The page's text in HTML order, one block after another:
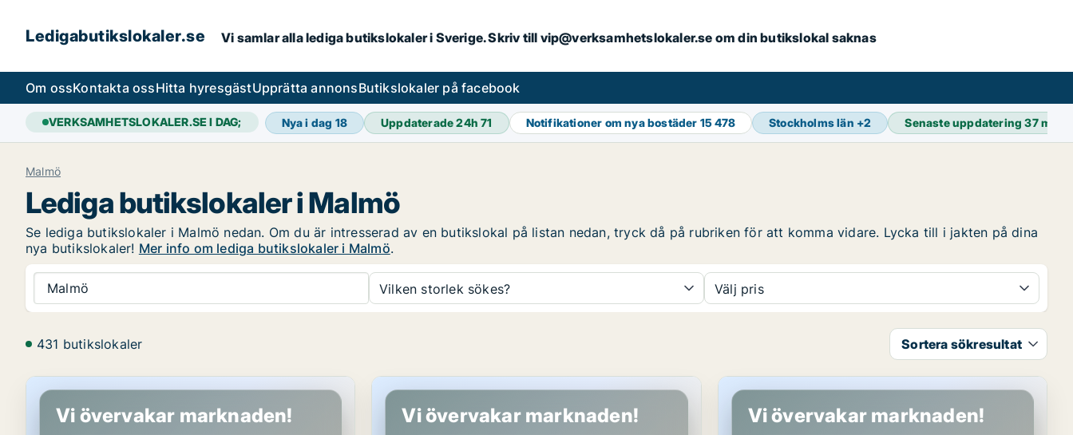
Ledigabutikslokaler.se Vi samlar alla lediga butikslokaler i Sverige. Skriv till vip@verksamhetslokaler.se om din butikslokal saknas
Om ossKontakta ossHitta hyresgästUpprätta annonsButikslokaler på facebook
VERKSAMHETSLOKALER.SE I DAG; Nya i dag 18 Uppdaterade 24h71 Notifikationer om nya bostäder 15 478 Stockholms län +2 Senaste uppdatering38 min
Malmö
Lediga butikslokaler i Malmö
Se lediga butikslokaler i Malmö nedan. Om du är intresserad av en butikslokal på listan nedan, tryck då på rubriken för att komma vidare. Lycka till i jakten på dina
nya butikslokaler! Mer info om lediga butikslokaler i Malmö.
Malmö Vilken storlek sökes? Välj pris
431 butikslokaler Sortera sökresultat
Butikslokal i Malmö
Vi övervakar marknaden!
Butikslokal i Malmö
Vi övervakar marknaden!
Butikslokal i Malmö
Vi övervakar marknaden!